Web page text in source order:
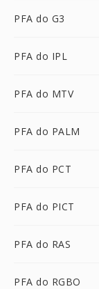
PFA do G3
PFA do IPL
PFA do MTV
PFA do PALM
PFA do PCT
PFA do PICT
PFA do RAS
PFA do RGBO